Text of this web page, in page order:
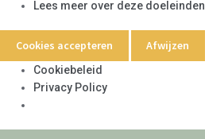
Lees meer over deze doeleinden
Cookies accepteren Afwijzen
Cookiebeleid
Privacy Policy